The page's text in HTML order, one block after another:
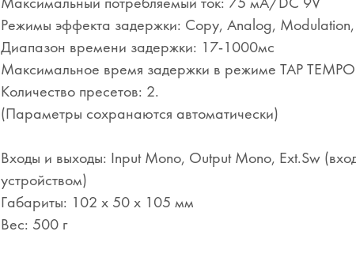
Режимы эффекта задержки: Copy, Analog, Modulation,
Диапазон времени задержки: 17-1000мс
Максимальное время задержки в режиме TAP
Количество пресетов: 2.
(Параметры сохранаются автоматически)
Входы и выходы: Input Mono, Output Mono, Ext.Sw
устройством)
Габариты: 102 х 50 х 105 мм
Вес: 500 г